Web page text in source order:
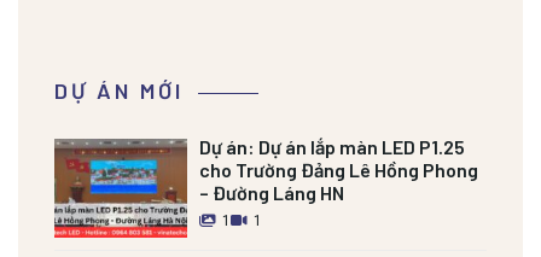
DỰ ÁN MỚI
Dự án: Dự án lắp màn LED P1.25
cho Trường Đảng Lê Hồng Phong
– Đường Láng HN
1 1